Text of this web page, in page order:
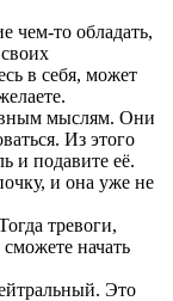
чем-то обладать,
в себя, может
мыслям. Они
Из этого
и подавите её.
и она уже не
тревоги,
начать
Это